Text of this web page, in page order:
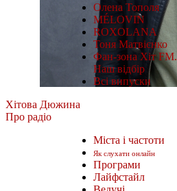
Олена Тополя
MÉLOVIN
ROXOLANA
Тоня Матвієнко
Фан-зона Хіт FM.
Наш відбір
Всі випуски
Хітова Дюжина
Про радіо
Міста і частоти
Як слухати онлайн
Програми
Лайфстайл